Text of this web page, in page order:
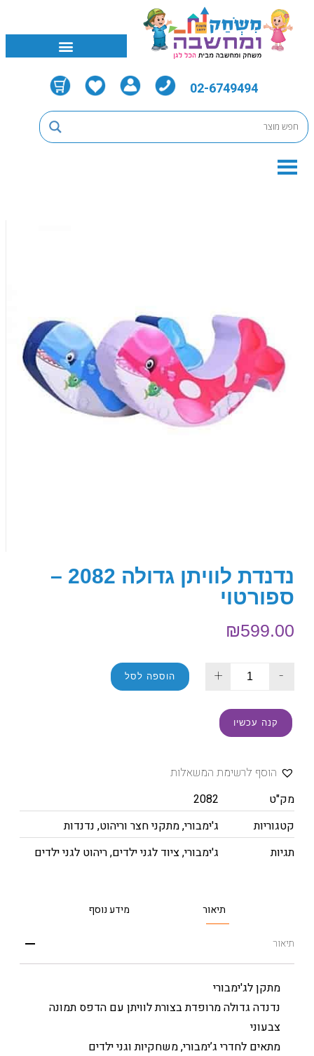
02-6749494
נדנדת לוויתן גדולה 2082 –
ספורטוי
₪599.00
-
+ הוספה לסל
קנה עכשיו
הוסף לרשימת המשאלות
מק"ט
2082
קטגוריות
ג'ימבורי,מתקני חצר וריהוט, נדנדות
תגיות
ג'ימבורי,ציוד לגני ילדים,ריהוט לגני ילדים
תיאור מידע נוסף
תיאור
מתקן לג'ימבורי
נדנדה גדולה מרופדת בצורת לוויתן עם הדפס תמונה
צבעוני
מתאים לחדרי ג’ימבורי, משחקיות וגני ילדים